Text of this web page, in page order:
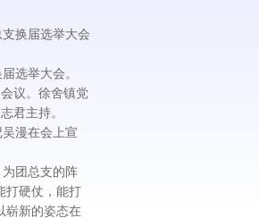
换届选举大会
选举大会。
议。徐舍镇党
君主持。
漫在会上宣
团总支的阵
打硬仗，能打
崭新的姿态在